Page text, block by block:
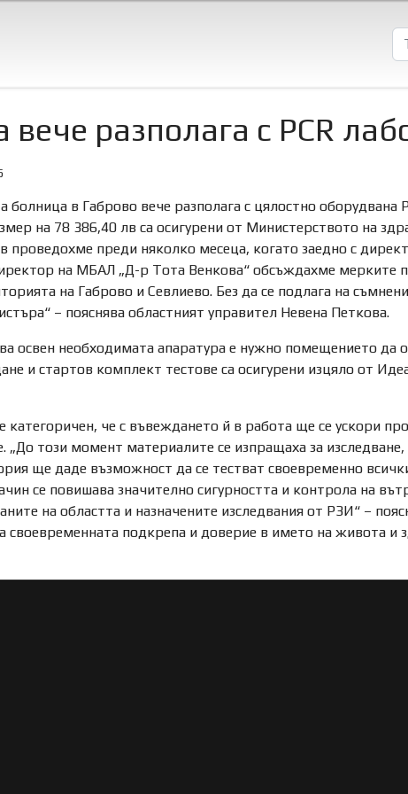
разполага с PCR
в Габрово вече разполага с цялостно оборудвана
на 78 386,40 лв са осигурени от Министерството на
проведохме преди няколко месеца, когато заедно с
на МБАЛ „Д-р Тота Венкова“ обсъждахме мерките
на Габрово и Севлиево. Без да се подлага на
– пояснява областният управител Невена Петкова.
освен необходимата апаратура е нужно помещението да
и стартов комплект тестове са осигурени изцяло от
че с въвеждането й в работа ще се ускори
„До този момент материалите се изпращаха за
ще даде възможност да се тестват своевременно
се повишава значително сигурността и контрола на
на областта и назначените изследвания от РЗИ“ –
своевременната подкрепа и доверие в името на живота и